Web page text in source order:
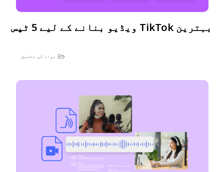
بہترین TikTok ویڈیو بنانے کے لیے 5 ٹپس
مواد کی تخلیق